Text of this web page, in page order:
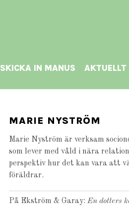
SKICKA IN MANUS AKTUELLT
MARIE NYSTRÖM
Marie Nyström är verksam
som lever med våld i nära
perspektiv hur det kan vara att
föräldrar.
På Ekström & Garay: En dotters